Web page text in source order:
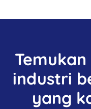
industri
yang